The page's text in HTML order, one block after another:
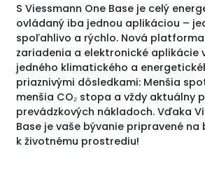
S Viessmann One Base je celý
ovládaný iba jednou aplikáciou –
spoľahlivo a rýchlo. Nová
zariadenia a elektronické aplikácie
jedného klimatického a
priaznivými dôsledkami: Menšia
menšia CO₂ stopa a vždy aktuálny
prevádzkových nákladoch. Vďaka
Base je vaše bývanie pripravené
k životnému prostrediu!